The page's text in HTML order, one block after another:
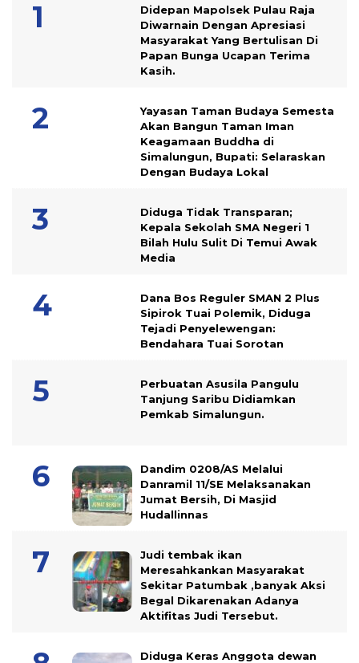
Didepan Mapolsek Pulau Raja
Diwarnain Dengan Apresiasi
Masyarakat Yang Bertulisan Di
Papan Bunga Ucapan Terima
Kasih.
Yayasan Taman Budaya Semesta
Akan Bangun Taman Iman
Keagamaan Buddha di
Simalungun, Bupati: Selaraskan
Dengan Budaya Lokal
Diduga Tidak Transparan;
Kepala Sekolah SMA Negeri 1
Bilah Hulu Sulit Di Temui Awak
Media
Dana Bos Reguler SMAN 2 Plus
Sipirok Tuai Polemik, Diduga
Tejadi Penyelewengan:
Bendahara Tuai Sorotan
Perbuatan Asusila Pangulu
Tanjung Saribu Didiamkan
Pemkab Simalungun.
Dandim 0208/AS Melalui
Danramil 11/SE Melaksanakan
Jumat Bersih, Di Masjid
Hudallinnas
Judi tembak ikan
Meresahkankan Masyarakat
Sekitar Patumbak ,banyak Aksi
Begal Dikarenakan Adanya
Aktifitas Judi Tersebut.
Diduga Keras Anggota dewan